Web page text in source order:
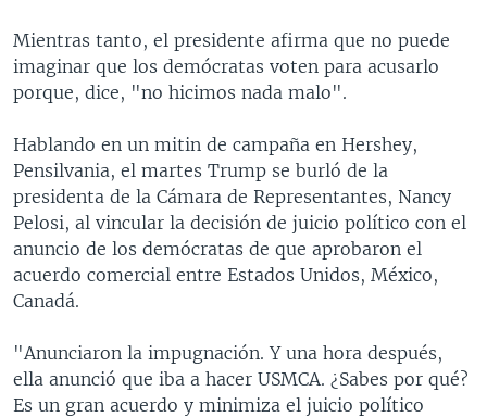
DEPORTIVO INTERNACIONAL
NOTA ECONÓMICA
ENTRETENIMIENTO
Idiomas
Mientras tanto, el presidente afirma que no puede
imaginar que los demócratas voten para acusarlo
porque, dice, "no hicimos nada malo".
Hablando en un mitin de campaña en Hershey,
Pensilvania, el martes Trump se burló de la
presidenta de la Cámara de Representantes, Nancy
Pelosi, al vincular la decisión de juicio político con el
anuncio de los demócratas de que aprobaron el
acuerdo comercial entre Estados Unidos, México,
Canadá.
"Anunciaron la impugnación. Y una hora después,
ella anunció que iba a hacer USMCA. ¿Sabes por qué?
Es un gran acuerdo y minimiza el juicio político